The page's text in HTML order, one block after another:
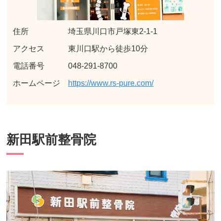
住所 埼玉県川口市戸塚東2-1-1
アクセス 東川口駅から徒歩10分
電話番号 048-291-8700
ホームページ https://www.rs-pure.com/
新田駅前整骨院